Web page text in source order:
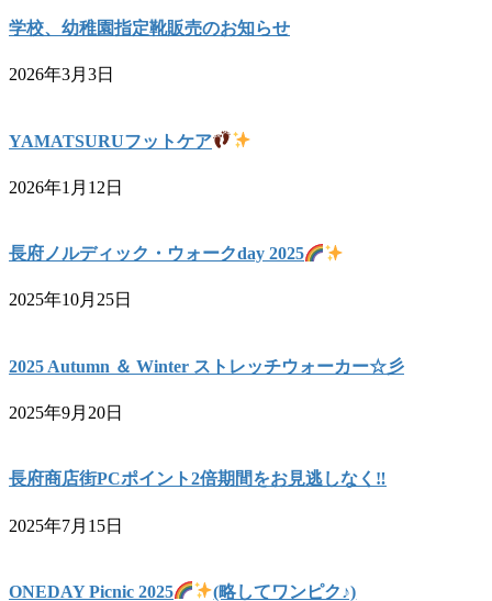
学校、幼稚園指定靴販売のお知らせ
2026年3月3日
YAMATSURUフットケア
2026年1月12日
長府ノルディック・ウォークday 2025
2025年10月25日
2025 Autumn ＆ Winter ストレッチウォーカー☆彡
2025年9月20日
長府商店街PCポイント2倍期間をお見逃しなく‼
2025年7月15日
ONEDAY Picnic 2025 (略してワンピク♪)